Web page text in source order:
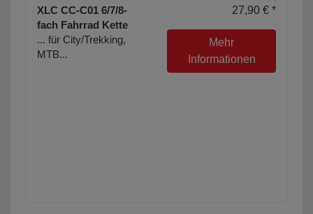
XLC CC-C01 6/7/8-
fach Fahrrad Kette
... für City/Trekking,
MTB...
27,90 € *
Mehr
Informationen